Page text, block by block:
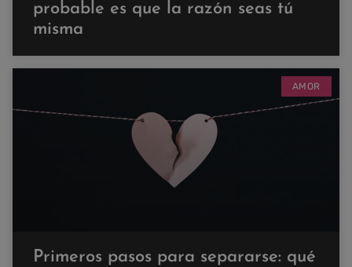
probable es que la razón seas tú
misma
AMOR
Primeros pasos para separarse: qué